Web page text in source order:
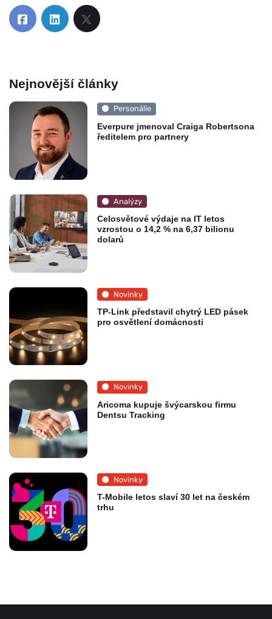
Nejnovější články
Personálie
Everpure jmenoval Craiga Robertsona
ředitelem pro partnery
Analýzy
Celosvětové výdaje na IT letos
vzrostou o 14,2 % na 6,37 bilionu
dolarů
Novinky
TP-Link představil chytrý LED pásek
pro osvětlení domácnosti
Novinky
Aricoma kupuje švýcarskou firmu
Dentsu Tracking
Novinky
T-Mobile letos slaví 30 let na českém
trhu